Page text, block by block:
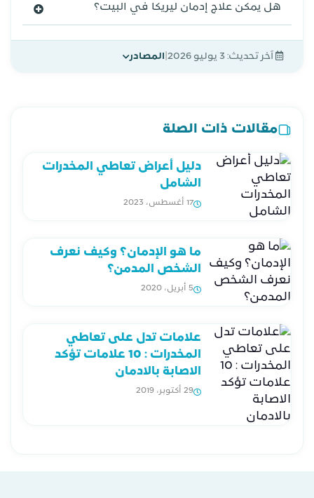
هل يمكن علاج إدمان ليريكا في البيت؟
آخر تحديث: 3 يوليو 2026 المصادر
مقالات ذات الصلة
دليل أعراض تعاطي المخدرات
الشامل
17 أغسطس، 2023
ما هو الإدمان؟ وكيف نعرف
الشخص المدمن؟
5 أبريل، 2020
علامات تدل على تعاطي
المخدرات : 10 علامات تؤكد
الاصابة بالادمان
29 أكتوبر، 2019